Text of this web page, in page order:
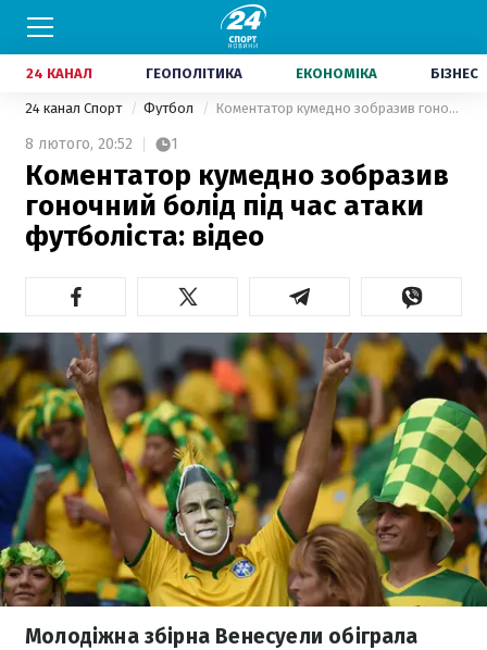
24 КАНАЛ ГЕОПОЛІТИКА ЕКОНОМІКА БІЗНЕС
24 канал Спорт Футбол Коментатор кумедно зобразив гоночний болід під час атаки футболіста: відео
8 лютого, 20:52 1
Коментатор кумедно зобразив
гоночний болід під час атаки
футболіста: відео
Молодіжна збірна Венесуели обіграла